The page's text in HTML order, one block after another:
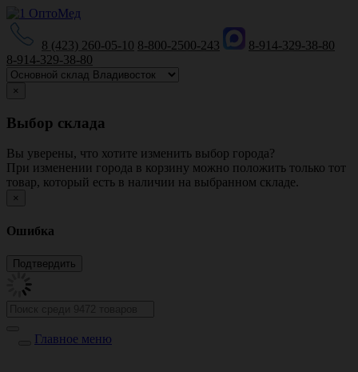
8 (423) 260-05-10 8-800-2500-243
8-914-329-38-80
8-914-329-38-80
×
Выбор склада
Вы уверены, что хотите изменить выбор города?
При изменении города в корзину можно положить только тот
товар, который есть в наличии на выбранном складе.
×
Ошибка
Главное меню